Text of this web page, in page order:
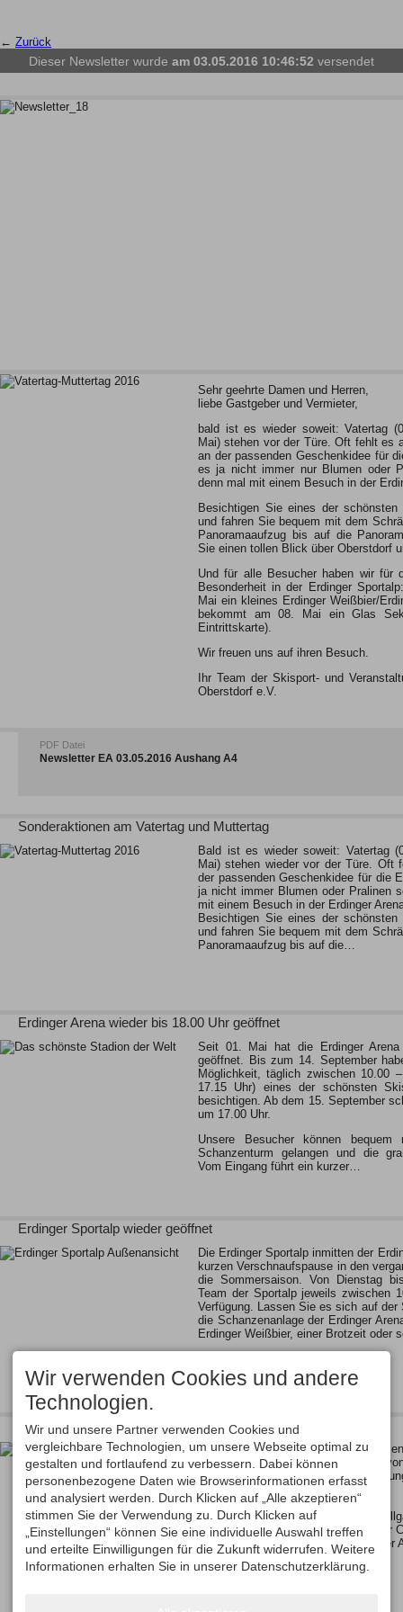
← Zurück
Dieser Newsletter wurde am 03.05.2016 10:46:52 versendet
Sehr geehrte Damen und Herren,
liebe Gastgeber und Vermieter,
bald ist es wieder soweit: Vatertag
Mai) stehen vor der Türe. Oft fehlt es
an der passenden Geschenkidee für
es ja nicht immer nur Blumen oder
denn mal mit einem Besuch in der
Besichtigen Sie eines der
und fahren Sie bequem mit dem
Panoramaaufzug bis auf die
Sie einen tollen Blick über Oberstdorf
Und für alle Besucher haben wir für
Besonderheit in der Erdinger
Mai ein kleines Erdinger Weißbier/
bekommt am 08. Mai ein Glas
Eintrittskarte).
Wir freuen uns auf ihren Besuch.
Ihr Team der Skisport- und
Oberstdorf e.V.
PDF Datei
Newsletter EA 03.05.2016 Aushang A4
Sonderaktionen am Vatertag und Muttertag
Bald ist es wieder soweit: Vatertag
Mai) stehen wieder vor der Türe. Oft
der passenden Geschenkidee für die
ja nicht immer Blumen oder Pralinen
mit einem Besuch in der Erdinger
Besichtigen Sie eines der
und fahren Sie bequem mit dem
Panoramaaufzug bis auf die…
Erdinger Arena wieder bis 18.00 Uhr geöffnet
Seit 01. Mai hat die Erdinger
geöffnet. Bis zum 14. September
Möglichkeit, täglich zwischen 10.00
17.15 Uhr) eines der schönsten
besichtigen. Ab dem 15. September
um 17.00 Uhr.
Unsere Besucher können
Schanzenturm gelangen und die
Vom Eingang führt ein kurzer…
Erdinger Sportalp wieder geöffnet
Die Erdinger Sportalp inmitten der
kurzen Verschnaufspause in den
die Sommersaison. Von Dienstag
Team der Sportalp jeweils zwischen
Verfügung. Lassen Sie es sich auf
die Schanzenanlage der Erdinger
Erdinger Weißbier, einer Brotzeit
Garantierte tägliche Führung in den Pfingstferien
Erleben Sie eine exklusive
Arena - garantiert und unabhängig
obligatorische Anmeldung zur
Sonderaktion nicht notwendig.
Dauer: ca. 1,5 bis 2 Std.
Preis: Erwachsene 10,- € (9,- € mit
Kinder 7,- € (6,50 € mit Allgäu Walser
Treffpunkt: An der Kasse der Erdinger
Zeitraum: 14.05. - 29.05.2016
Wir verwenden Cookies und andere
Technologien.
Wir und unsere Partner verwenden Cookies und
vergleichbare Technologien, um unsere Webseite optimal zu
gestalten und fortlaufend zu verbessern. Dabei können
personenbezogene Daten wie Browserinformationen erfasst
und analysiert werden. Durch Klicken auf „Alle akzeptieren“
stimmen Sie der Verwendung zu. Durch Klicken auf
„Einstellungen“ können Sie eine individuelle Auswahl treffen
und erteilte Einwilligungen für die Zukunft widerrufen. Weitere
Informationen erhalten Sie in unserer Datenschutzerklärung.